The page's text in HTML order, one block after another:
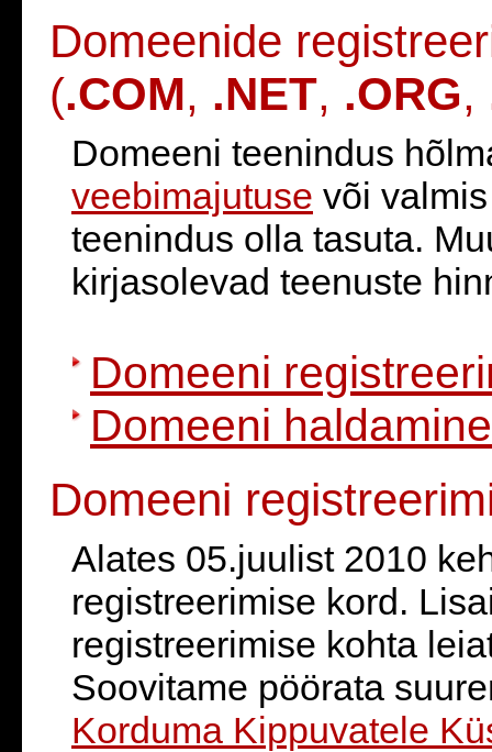
Domeenide
(.COM, .NET, .ORG,
Domeeni teenindus
veebimajutuse või
teenindus olla tasuta.
kirjasolevad teenuste
Domeeni
Domeeni haldamine
Domeeni
Alates 05.juulist 2010
registreerimise kord.
registreerimise kohta
Soovitame pöörata
Korduma Kippuvatele